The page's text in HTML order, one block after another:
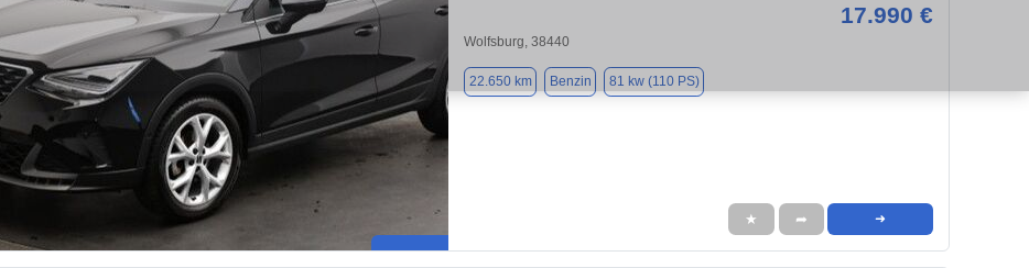
17.990 €
Wolfsburg, 38440
22.650 km Benzin 81 kw (110 PS)
★ ➦ ➜